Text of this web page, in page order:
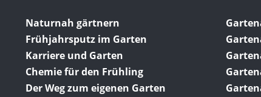
Naturnah gärtnern
Frühjahrsputz im Garten
Karriere und Garten
Chemie für den Frühling
Der Weg zum eigenen Garten